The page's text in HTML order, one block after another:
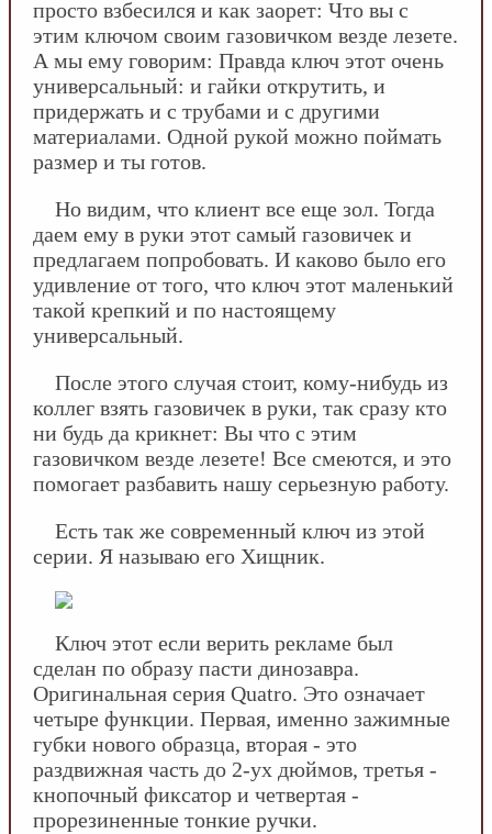
просто взбесился и как заорет: Что вы с
этим ключом своим газовичком везде лезете.
А мы ему говорим: Правда ключ этот очень
универсальный: и гайки открутить, и
придержать и с трубами и с другими
материалами. Одной рукой можно поймать
размер и ты готов.
Но видим, что клиент все еще зол. Тогда
даем ему в руки этот самый газовичек и
предлагаем попробовать. И каково было его
удивление от того, что ключ этот маленький
такой крепкий и по настоящему
универсальный.
После этого случая стоит, кому-нибудь из
коллег взять газовичек в руки, так сразу кто
ни будь да крикнет: Вы что с этим
газовичком везде лезете! Все смеются, и это
помогает разбавить нашу серьезную работу.
Есть так же современный ключ из этой
серии. Я называю его Хищник.
Ключ этот если верить рекламе был
сделан по образу пасти динозавра.
Оригинальная серия Quatro. Это означает
четыре функции. Первая, именно зажимные
губки нового образца, вторая - это
раздвижная часть до 2-ух дюймов, третья -
кнопочный фиксатор и четвертая -
прорезиненные тонкие ручки.